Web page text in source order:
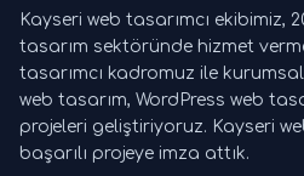
Kayseri web tasarımcı ekibimiz,
tasarım sektöründe hizmet
tasarımcı kadromuz ile
web tasarım, WordPress web
projeleri geliştiriyoruz. Kayseri
başarılı projeye imza attık.